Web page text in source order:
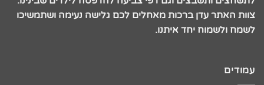
צוות האתר עדן ברכות מאחלים לכם גלישה נעימה ושתמשיכו
לשמח ולשמוח יחד איתנו.
עמודים